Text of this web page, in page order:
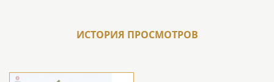
ИСТОРИЯ ПРОСМОТРОВ